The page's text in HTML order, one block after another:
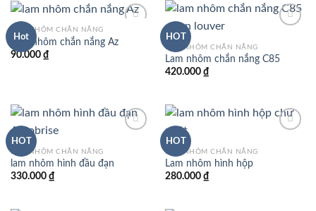
Hot
LAM NHÔM CHẮN NẮNG
Lam nhôm chắn nắng Az
90.000 ₫
HOT
LAM NHÔM CHẮN NẮNG
Lam nhôm chắn nắng C85
420.000 ₫
HOT
LAM NHÔM CHẮN NẮNG
lam nhôm hình đầu đạn
330.000 ₫
HOT
LAM NHÔM CHẮN NẮNG
Lam nhôm hình hộp
280.000 ₫